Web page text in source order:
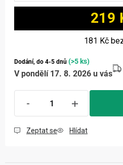
219
181 Kč
Dodání, do 4-5 dnů (>5 ks)
V pondělí 17. 8. 2026 u vás
Zeptat se Hlídat